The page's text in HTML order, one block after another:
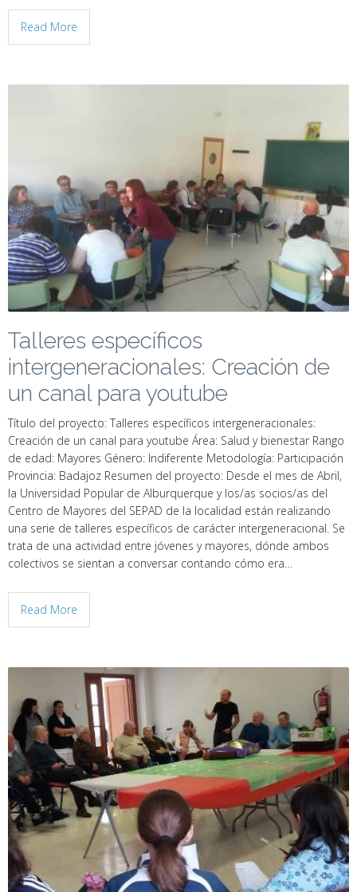
Read More
Talleres específicos
intergeneracionales: Creación de
un canal para youtube
Título del proyecto: Talleres específicos intergeneracionales:
Creación de un canal para youtube Área: Salud y bienestar Rango
de edad: Mayores Género: Indiferente Metodología: Participación
Provincia: Badajoz Resumen del proyecto: Desde el mes de Abril,
la Universidad Popular de Alburquerque y los/as socios/as del
Centro de Mayores del SEPAD de la localidad están realizando
una serie de talleres específicos de carácter intergeneracional. Se
trata de una actividad entre jóvenes y mayores, dónde ambos
colectivos se sientan a conversar contando cómo era…
Read More